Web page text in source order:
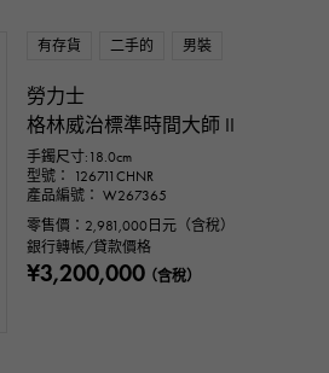
有存貨 二手的 男裝
勞力士
格林威治標準時間大師 II
手鐲尺寸:18.0cm
型號： 126711CHNR
產品編號： W267365
零售價： 2,981,000 日元（含稅）
銀行轉帳/貸款價格
¥3,200,000（含稅）